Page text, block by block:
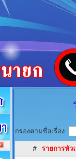
กรองตามชื่อเรื่อง
# รายการหัว